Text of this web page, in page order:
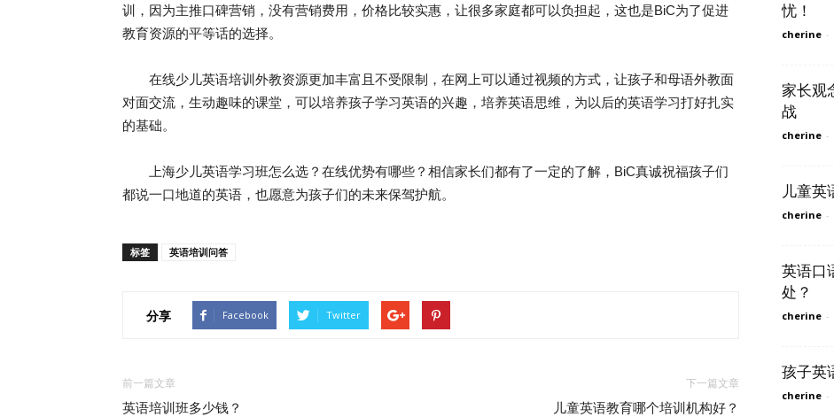
训，因为主推口碑营销，没有营销费用，价格比较实惠，让很多家庭都可以负担起，这也是BiC为了促进
教育资源的平等话的选择。
在线少儿英语培训外教资源更加丰富且不受限制，在网上可以通过视频的方式，让孩子和母语外教面
对面交流，生动趣味的课堂，可以培养孩子学习英语的兴趣，培养英语思维，为以后的英语学习打好扎实
的基础。
上海少儿英语学习班怎么选？在线优势有哪些？相信家长们都有了一定的了解，BiC真诚祝福孩子们
都说一口地道的英语，也愿意为孩子们的未来保驾护航。
标签 英语培训问答
分享 Facebook Twitter
前一篇文章
英语培训班多少钱？
下一篇文章
儿童英语教育哪个培训机构好？
忧！
cherine -
家长观
战
cherine -
儿童英
cherine -
英语口
处？
cherine -
孩子英
cherine -